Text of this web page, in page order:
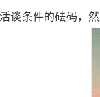
谈条件的砝码，